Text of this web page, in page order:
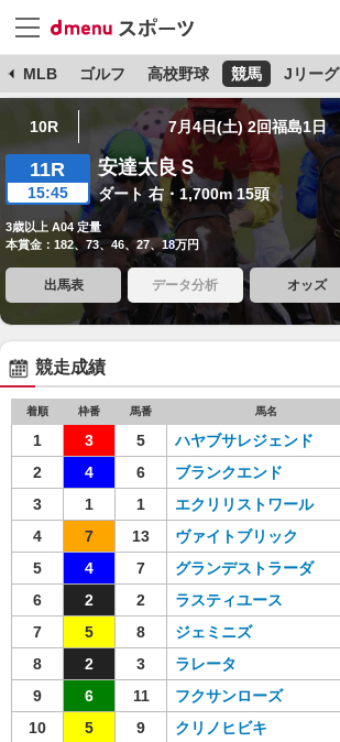
MLB ゴルフ 高校野球 競馬 Jリーグ
10R 7月4日(土) 2回福島1日
11R
15:45
安達太良Ｓ
ダート 右・1,700m 15頭
3歳以上 A04 定量
本賞金：182、73、46、27、18万円
出馬表 データ分析 オッズ
競走成績
着順 枠番 馬番 馬名
1 3 5 ハヤブサレジェンド
2
4 6 ブランクエンド
3
1 1 エクリリストワール
4
7 13 ヴァイトブリック
5
4 7 グランデストラーダ
6
2 2 ラスティユース
7
5 8 ジェミニズ
8
2 3 ラレータ
9
6 11 フクサンローズ
10
5 9 クリノヒビキ